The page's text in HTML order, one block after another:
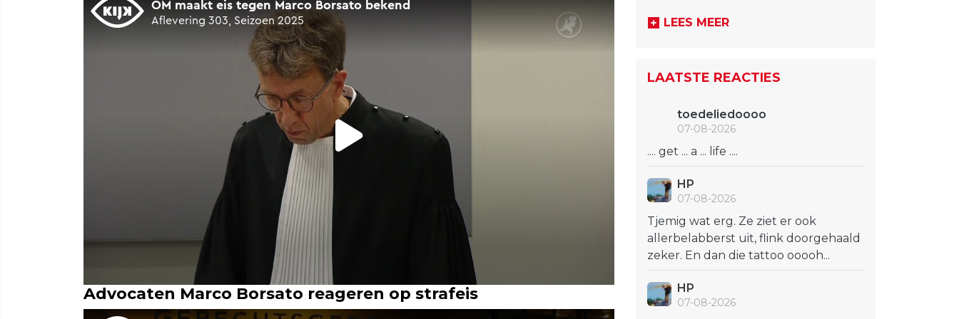
Advocaten Marco Borsato reageren op strafeis
LEES MEER
LAATSTE REACTIES
toedeliedoooo
07-08-2026
.... get ... a ... life ....
HP
07-08-2026
Tjemig wat erg. Ze ziet er ook
allerbelabberst uit, flink doorgehaald
zeker. En dan die tattoo ooooh...
HP
07-08-2026